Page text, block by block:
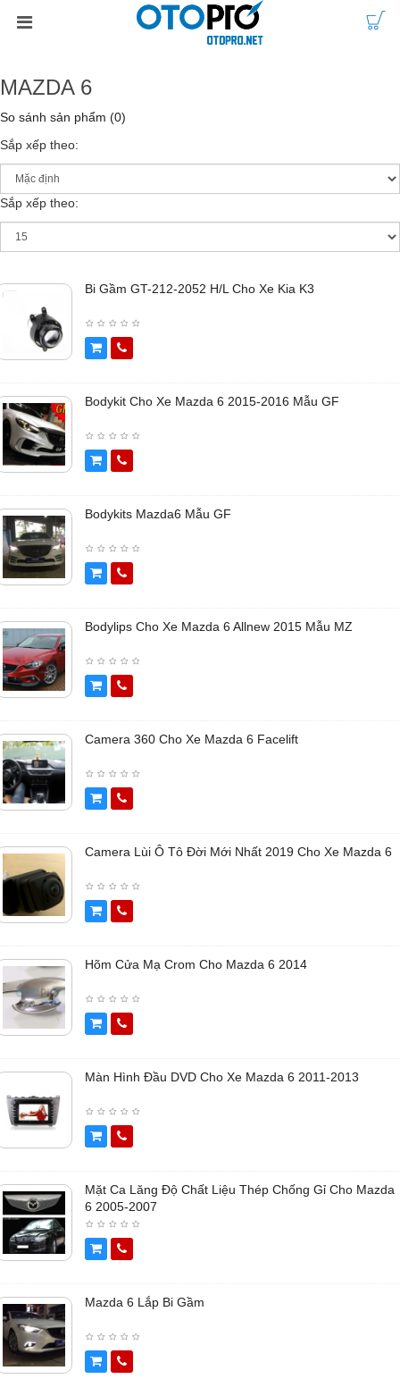
MAZDA 6
So sánh sản phẩm (0)
Sắp xếp theo:
Sắp xếp theo:
Bi Gầm GT-212-2052 H/L Cho Xe Kia K3
Bodykit Cho Xe Mazda 6 2015-2016 Mẫu GF
Bodykits Mazda6 Mẫu GF
Bodylips Cho Xe Mazda 6 Allnew 2015 Mẫu MZ
Camera 360 Cho Xe Mazda 6 Facelift
Camera Lùi Ô Tô Đời Mới Nhất 2019 Cho Xe Mazda 6
Hõm Cửa Mạ Crom Cho Mazda 6 2014
Màn Hình Đầu DVD Cho Xe Mazda 6 2011-2013
Mặt Ca Lăng Độ Chất Liệu Thép Chống Gỉ Cho Mazda
6 2005-2007
Mazda 6 Lắp Bi Gầm